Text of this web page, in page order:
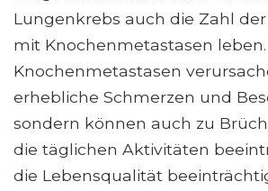
Lungenkrebs auch die Zahl
mit Knochenmetastasen leben.
Knochenmetastasen
erhebliche Schmerzen und
sondern können auch zu
die täglichen Aktivitäten
die Lebensqualität